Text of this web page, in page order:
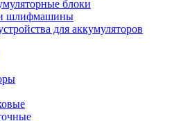
блоки
шлифмашины
для аккумуляторов